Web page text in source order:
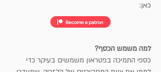
כאן:
למה משמש הכסף?
כספי התמיכה בפטראון משמשים בעיקר כדי